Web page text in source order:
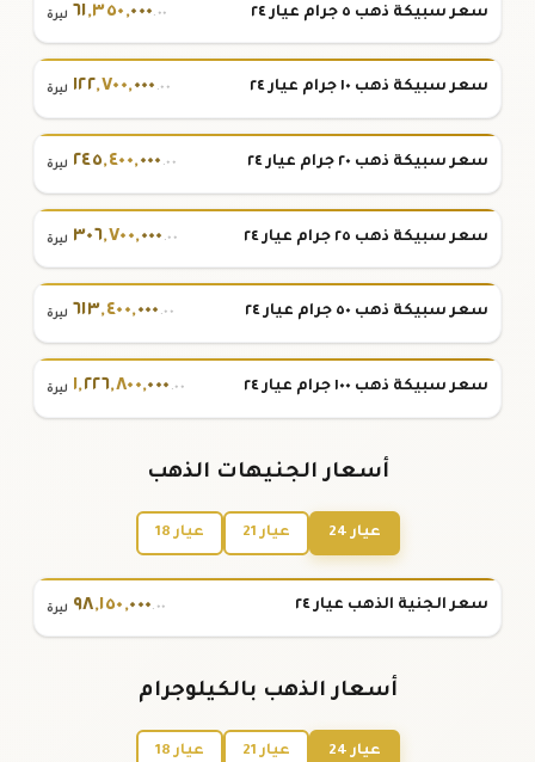
سعر سبيكة ذهب ٥ جرام عيار ٢٤ ٦١,٣٥٠,٠٠٠.٠٠ ليرة
سعر سبيكة ذهب ١٠ جرام عيار ٢٤ ١٢٢ ,٧٠٠,٠٠٠ .٠٠ ليرة
سعر سبيكة ذهب ٢٠ جرام عيار ٢٤ ٢٤٥,٤٠٠,٠٠٠ .٠٠ ليرة
سعر سبيكة ذهب ٢٥ جرام عيار ٢٤ ٣٠٦,٧٠٠,٠٠٠ .٠٠ ليرة
سعر سبيكة ذهب ٥٠ جرام عيار ٢٤ ٦١٣,٤٠٠,٠٠٠ .٠٠ ليرة
سعر سبيكة ذهب ١٠٠ جرام عيار ٢٤ ١,٢٢٦,٨٠٠,٠٠٠ .٠٠ ليرة
أسعار الجنيهات الذهب
عيار 24 عيار 21 عيار 18
سعر الجنية الذهب عيار ٢٤ ٩٨,١٥٠,٠٠٠.٠٠ ليرة
أسعار الذهب بالكيلوجرام
عيار 24 عيار 21 عيار 18